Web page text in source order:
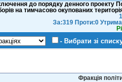
до порядку денного проекту
на тимчасово окупованих
За:319 Проти:0
- Вибрати зі
Фракція